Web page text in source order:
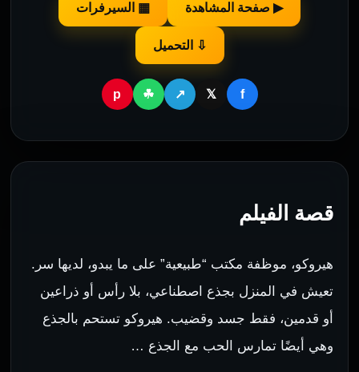
▶ صفحة المشاهدة ▦ السيرفرات
⇩ التحميل
f
𝕏
↗
☘
p
قصة الفيلم
هيروكو، موظفة مكتب “طبيعية” على ما يبدو، لديها سر.
تعيش في المنزل بجذع اصطناعي، بلا رأس أو ذراعين
أو قدمين، فقط جسد وقضيب. هيروكو تستحم بالجذع
وهي أيضًا تمارس الحب مع الجذع …